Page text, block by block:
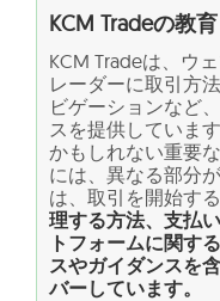
KCM Tradeの教育
KCM Tradeは、ウ
レーダーに取引方
ビゲーションなど
スを提供していま
かもしれない重要
には、異なる部分
は、取引を開始する
理する方法、支払
トフォームに関す
スやガイダンスを
バーしています。